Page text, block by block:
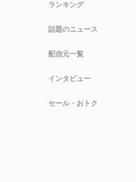
ランキング
話題のニュース
配信元一覧
インタビュー
セール・おトク